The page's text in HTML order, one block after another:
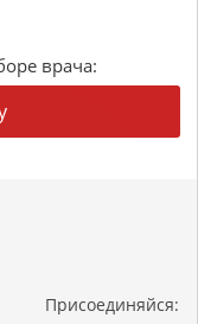
врача:
Присоединяйся: